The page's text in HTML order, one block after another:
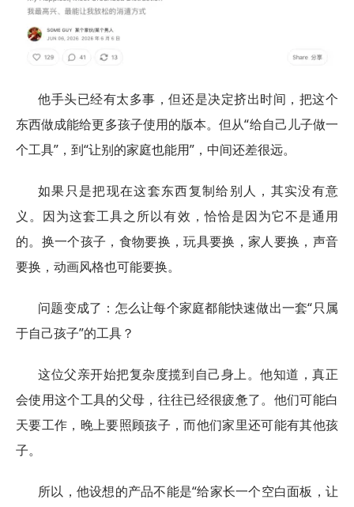
他手头已经有太多事，但还是决定挤出时间，把这个
东西做成能给更多孩子使用的版本。但从“给自己儿子做一
个工具”，到“让别的家庭也能用”，中间还差很远。
如果只是把现在这套东西复制给别人，其实没有意
义。因为这套工具之所以有效，恰恰是因为它不是通用
的。换一个孩子，食物要换，玩具要换，家人要换，声音
要换，动画风格也可能要换。
问题变成了：怎么让每个家庭都能快速做出一套“只属
于自己孩子”的工具？
这位父亲开始把复杂度揽到自己身上。他知道，真正
会使用这个工具的父母，往往已经很疲惫了。他们可能白
天要工作，晚上要照顾孩子，而他们家里还可能有其他孩
子。
所以，他设想的产品不能是“给家长一个空白面板，让